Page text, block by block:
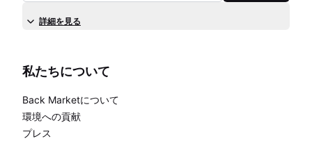
詳細を見る
私たちについて
Back Marketについて
環境への貢献
プレス